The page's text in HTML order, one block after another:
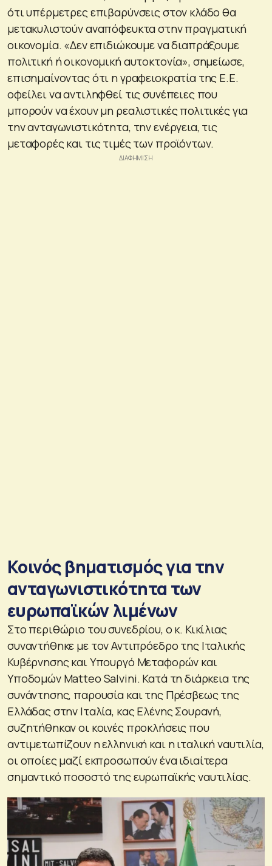
ότι υπέρμετρες επιβαρύνσεις στον κλάδο θα
μετακυλιστούν αναπόφευκτα στην πραγματική
οικονομία. «Δεν επιδιώκουμε να διαπράξουμε
πολιτική ή οικονομική αυτοκτονία», σημείωσε,
επισημαίνοντας ότι η γραφειοκρατία της Ε.Ε.
οφείλει να αντιληφθεί τις συνέπειες που
μπορούν να έχουν μη ρεαλιστικές πολιτικές για
την ανταγωνιστικότητα, την ενέργεια, τις
μεταφορές και τις τιμές των προϊόντων.
Κοινός βηματισμός για την
ανταγωνιστικότητα των
ευρωπαϊκών λιμένων
Στο περιθώριο του συνεδρίου, ο κ. Κικίλιας
συναντήθηκε με τον Αντιπρόεδρο της Ιταλικής
Κυβέρνησης και Υπουργό Μεταφορών και
Υποδομών Matteo Salvini. Κατά τη διάρκεια της
συνάντησης, παρουσία και της Πρέσβεως της
Ελλάδας στην Ιταλία, κας Ελένης Σουρανή,
συζητήθηκαν οι κοινές προκλήσεις που
αντιμετωπίζουν η ελληνική και η ιταλική ναυτιλία,
οι οποίες μαζί εκπροσωπούν ένα ιδιαίτερα
σημαντικό ποσοστό της ευρωπαϊκής ναυτιλίας.